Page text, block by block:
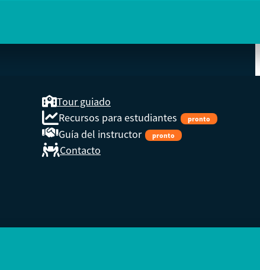
Tour guiado
Recursos para estudiantes
pronto
Guía del instructor pronto
Contacto